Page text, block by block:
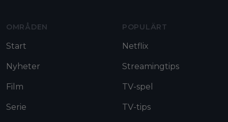
OMRÅDEN
Start
Nyheter
Film
Serie
POPULÄRT
Netflix
Streamingtips
TV-spel
TV-tips